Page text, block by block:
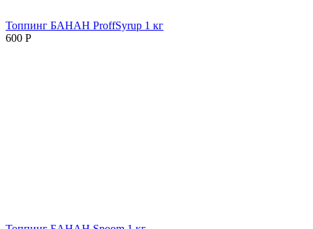
Топпинг БАНАН ProffSyrup 1 кг
600 Р